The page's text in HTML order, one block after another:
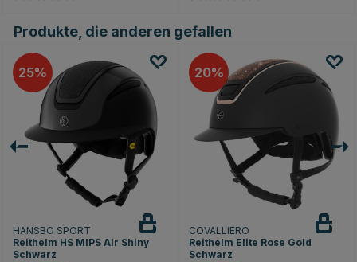
Produkte, die anderen gefallen
25
HANSBO SPORT
Reithelm HS MIPS Air Shiny
Schwarz
20
COVALLIERO
Reithelm Elite Rose Gold
Schwarz